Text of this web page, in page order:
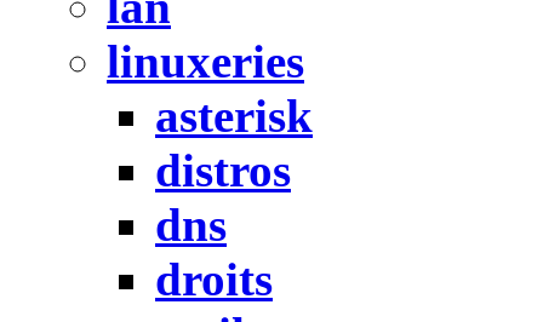
linuxeries
asterisk
distros
dns
droits